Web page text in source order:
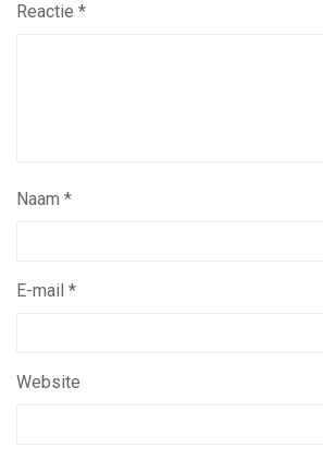
Reactie *
Naam *
E-mail *
Website